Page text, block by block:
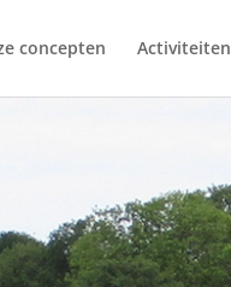
concepten Activiteiten